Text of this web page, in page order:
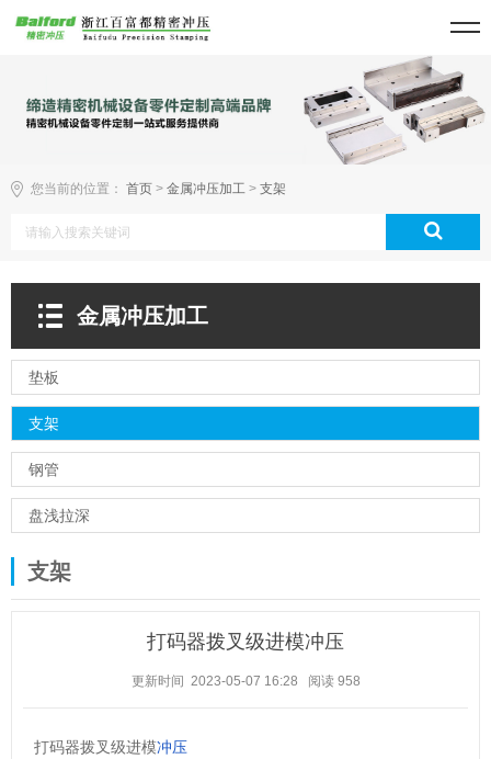
您当前的位置： 首页 > 金属冲压加工 > 支架
金属冲压加工
垫板
支架
钢管
盘浅拉深
支架
打码器拨叉级进模冲压
更新时间 2023-05-07 16:28 阅读 958
打码器拨叉级进模冲压